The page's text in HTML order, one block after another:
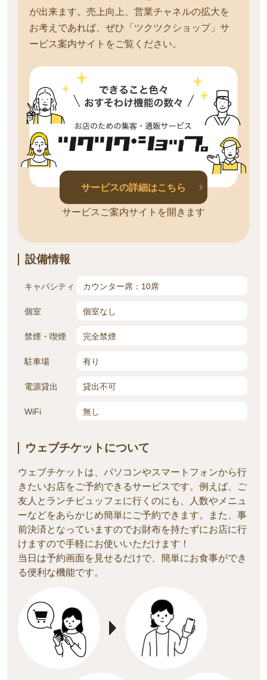
が出来ます。売上向上、営業チャネルの拡大を
お考えであれば、ぜひ「ツクツクショップ」サ
ービス案内サイトをご覧ください。
サービスの詳細はこちら
サービスご案内サイトを開きます
設備情報
キャパシティ カウンター席：10席
個室 個室なし
禁煙・喫煙 完全禁煙
駐車場 有り
電源貸出 貸出不可
WiFi 無し
ウェブチケットについて
ウェブチケットは、パソコンやスマートフォンから行
きたいお店をご予約できるサービスです。例えば、ご
友人とランチビュッフェに行くのにも、人数やメニ ュ
ーなどをあらかじめ簡単にご予約できます。また、事
前決済となっていますのでお財布を持たずにお店に行
けますので手軽にお使いいただけます！
当日は予約画面を見せるだけで、簡単にお食事ができ
る便利な機能です。